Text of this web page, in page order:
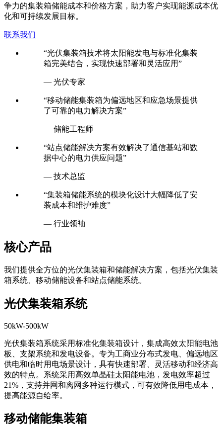
争力的集装箱储能成本和价格方案，助力客户实现能源成本优
化和可持续发展目标。
联系我们
“光伏集装箱技术将太阳能发电与标准化集装
箱完美结合，实现快速部署和灵活应用”
— 光伏专家
“移动储能集装箱为偏远地区和应急场景提供
了可靠的电力解决方案”
— 储能工程师
“站点储能解决方案有效解决了通信基站和数
据中心的电力供应问题”
— 技术总监
“集装箱储能系统的模块化设计大幅降低了安
装成本和维护难度”
— 行业领袖
核心产品
我们提供全方位的光伏集装箱和储能解决方案，包括光伏集装
箱系统、移动储能设备和站点储能系统。
光伏集装箱系统
50kW-500kW
光伏集装箱系统采用标准化集装箱设计，集成高效太阳能电池
板、支架系统和发电设备。专为工商业分布式发电、偏远地区
供电和临时用电场景设计，具有快速部署、灵活移动和经济高
效的特点。系统采用高效单晶硅太阳能电池，发电效率超过
21%，支持并网和离网多种运行模式，可有效降低用电成本，
提高能源自给率。
移动储能集装箱